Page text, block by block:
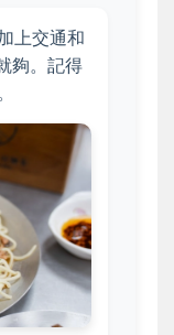
上交通和
夠。記得